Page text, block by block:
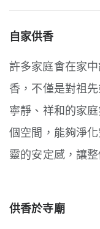
自家供香
許多家庭會在家
香， 不僅是對祖
寧靜、祥和的家庭
個空間， 能夠淨
靈的安定感，讓
供香於寺廟